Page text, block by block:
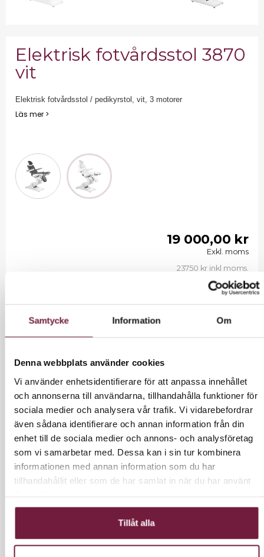
Samtycke Information Om
Denna webbplats använder cookies
Vi använder enhetsidentifierare för att anpassa innehållet
och annonserna till användarna, tillhandahålla funktioner för
sociala medier och analysera vår trafik. Vi vidarebefordrar
även sådana identifierare och annan information från din
enhet till de sociala medier och annons- och analysföretag
som vi samarbetar med. Dessa kan i sin tur kombinera
informationen med annan information som du har
tillhandahållit eller som de har samlat in när du har använt
Tillåt alla
Elektrisk fotvårdsstol 3870
vit
Elektrisk fotvårdsstol / pedikyrstol, vit, 3 motorer
Läs mer >
19 000,00 kr
Exkl. moms
23750 kr inkl moms.
LÄGG I VARUKORG
INFORMATION
Elektrisk fotvårdsstol / pedikyrstol, 3 motorer.
Prisvärd exklusiv stol till fotvård, pedikyr, vaxning och
andra spabehandlingar.
Höjd: 61-106cm
Ryggstödet justerbart till 90° lutning
Ben och fotstöd justerbart upp/ner 75° och åt
sidorna i 90°
Bredd: 58cm, 81cm med armstöden